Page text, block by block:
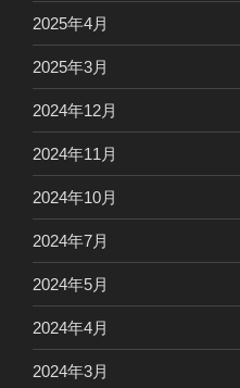
2025年4月
2025年3月
2024年12月
2024年11月
2024年10月
2024年7月
2024年5月
2024年4月
2024年3月